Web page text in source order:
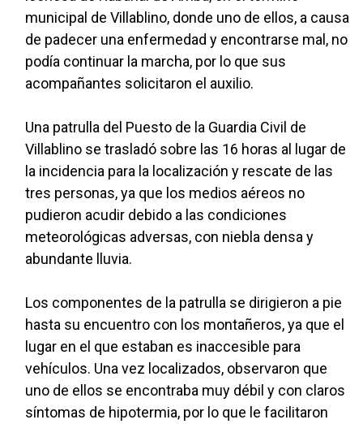
municipal de Villablino, donde uno de ellos, a causa
de padecer una enfermedad y encontrarse mal, no
podía continuar la marcha, por lo que sus
acompañantes solicitaron el auxilio.
Una patrulla del Puesto de la Guardia Civil de
Villablino se trasladó sobre las 16 horas al lugar de
la incidencia para la localización y rescate de las
tres personas, ya que los medios aéreos no
pudieron acudir debido a las condiciones
meteorológicas adversas, con niebla densa y
abundante lluvia.
Los componentes de la patrulla se dirigieron a pie
hasta su encuentro con los montañeros, ya que el
lugar en el que estaban es inaccesible para
vehículos. Una vez localizados, observaron que
uno de ellos se encontraba muy débil y con claros
síntomas de hipotermia, por lo que le facilitaron